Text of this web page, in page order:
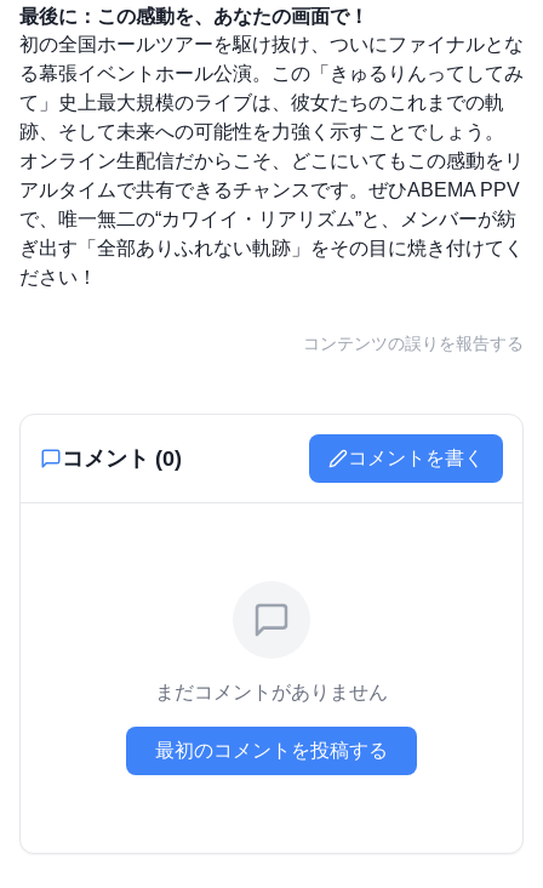
最後に：この感動を、あなたの画面で！
初の全国ホールツアーを駆け抜け、ついにファイナルとな
る幕張イベントホール公演。この「きゅるりんってしてみ
て」史上最大規模のライブは、彼女たちのこれまでの軌
跡、そして未来への可能性を力強く示すことでしょう。
オンライン生配信だからこそ、どこにいてもこの感動をリ
アルタイムで共有できるチャンスです。ぜひABEMA PPV
で、唯一無二の“カワイイ・リアリズム”と、メンバーが紡
ぎ出す「全部ありふれない軌跡」をその目に焼き付けてく
ださい！
コンテンツの誤りを報告する
コメント (0) コメントを書く
まだコメントがありません
最初のコメントを投稿する